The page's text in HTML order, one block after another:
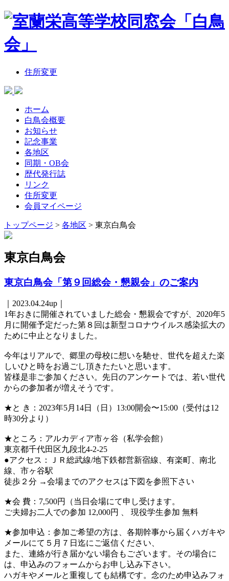
住所変更
ホーム
白鳥会概要
お知らせ
記念事業
各地区
同期・OB会
歴代発行誌
リンク
住所変更
会員マイページ
トップページ > 各地区 > 東京白鳥会
東京白鳥会
東京白鳥会「第９回総会・懇親会」のご案内
｜2023.04.24up｜
1年おきに開催されていました総会・懇親会ですが、2020年5
月に開催予定だった第８回は新型コロナウイルス感染拡大の
ために中止となりました。
今年はリアルで、郷里の母校に想いを馳せ、世代を超えた楽
しいひと時をお過ごし頂きたたいと思います。
皆様是非ご参加ください。先日のアンケートでは、若い世代
からの参加者が増えそうです。
★と き：2023年5月14日（日）13:00開会〜15:00（受付は12
時30分より）
★ところ：アルカディア市ヶ谷（私学会館）
東京都千代田区九段北4-2-25
●アクセス：ＪＲ総武線/地下鉄都営新宿線、有楽町、南北
線、市ヶ谷駅
徒歩２分 →会場までのアクセスは下図を参照下さい
★会 費：7,500円（当日会場にて申し受けます。
ご夫婦お二人での参加 12,000円 、 現役学生参加 無料
★参加申込：参加ご希望の方は、各期幹事から届くハガキや
メールにて５月７日迄にご返信ください、
また、連絡が行き届かない場合もございます。その場合に
は、申込みのフォームからお申し込み下さい。
ハガキやメールと重複しても結構です。念のため申込みフォ